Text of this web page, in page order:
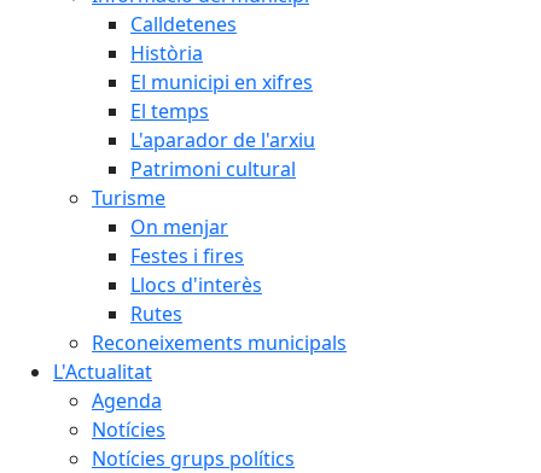
Calldetenes
Història
El municipi en xifres
El temps
L'aparador de l'arxiu
Patrimoni cultural
Turisme
On menjar
Festes i fires
Llocs d'interès
Rutes
Reconeixements municipals
L'Actualitat
Agenda
Notícies
Notícies grups polítics